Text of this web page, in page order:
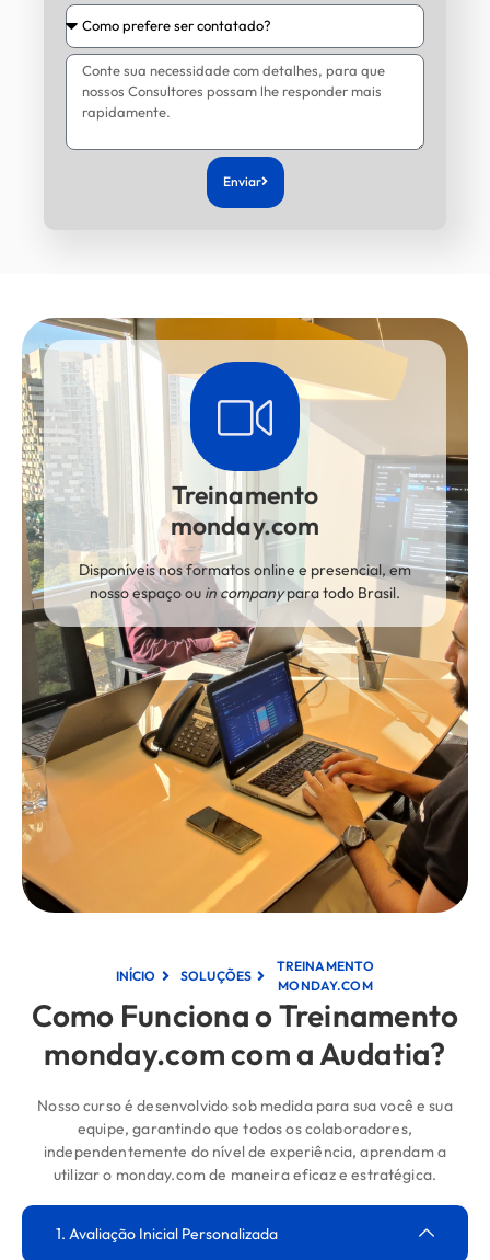
Enviar
Treinamento
monday.com
Disponíveis nos formatos online e presencial, em
nosso espaço ou in companypara todo Brasil.
INÍCIO SOLUÇÕES
TREINAMENTO
MONDAY.COM
Como Funciona o Treinamento
monday.com com a Audatia?
Nosso curso é desenvolvido sob medida para sua você e sua
equipe, garantindo que todos os colaboradores,
independentemente do nível de experiência, aprendam a
utilizar o monday.com de maneira eficaz e estratégica.
1. Avaliação Inicial Personalizada